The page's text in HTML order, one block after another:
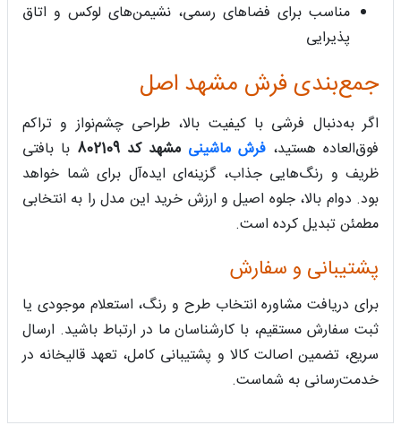
مناسب برای فضاهای رسمی، نشیمن‌های لوکس و اتاق
پذیرایی
جمع‌بندی فرش مشهد اصل
اگر به‌دنبال فرشی با کیفیت بالا، طراحی چشم‌نواز و تراکم
فوق‌العاده هستید، فرش ماشینی مشهد کد 802109
با بافتی
ظریف و رنگ‌هایی جذاب، گزینه‌ای ایده‌آل برای شما خواهد
بود. دوام بالا، جلوه اصیل و ارزش خرید این مدل را به انتخابی
مطمئن تبدیل کرده است.
پشتیبانی و سفارش
برای دریافت مشاوره انتخاب طرح و رنگ، استعلام موجودی یا
ثبت سفارش مستقیم، با کارشناسان ما در ارتباط باشید. ارسال
سریع، تضمین اصالت کالا و پشتیبانی کامل، تعهد قالیخانه در
خدمت‌رسانی به شماست.